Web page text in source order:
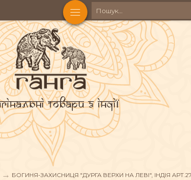
товари з Індії
КОСМЕТИКА
АКСЕСУАРИ
БОГИНЯ-ЗАХИСНИЦЯ "ДУРГА ВЕРХИ НА ЛЕВІ", ІНДІЯ